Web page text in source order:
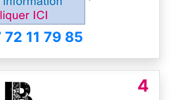
72 11 79 85
4